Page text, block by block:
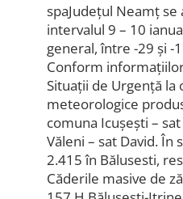
spaJudețul Neamț
intervalul 9 – 10
general, între -29 și -
Conform
Situații de Urgență
meteorologice
comuna Icușești –
Văleni – sat David.
2.415 în Bălusesti,
Căderile masive de